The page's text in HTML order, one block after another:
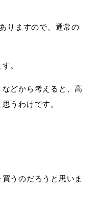
りますので、通常の
。
どから考えると、高
うわけです。
うのだろうと思いま